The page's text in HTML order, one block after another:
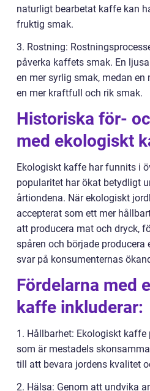
naturligt bearbetat kaffe kan
fruktig smak.
3. Rostning:
påverka kaffets smak. En
en mer syrlig smak, medan
en mer kraftfull och rik smak.
Historiska för-
med ekologiskt
Ekologiskt kaffe har funnits i
popularitet har ökat betydligt
årtiondena. När ekologiskt
accepterat som ett mer
att producera mat och dryck,
spåren och började
svar på konsumenternas
Fördelarna med
kaffe inkluderar:
1. Hållbarhet: Ekologiskt kaffe
som är mestadels
till att bevara jordens kvalitet
2. Hälsa: Genom att undvika